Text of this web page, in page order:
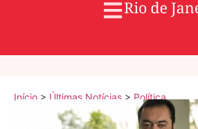
Início > Últimas Notícias > Política